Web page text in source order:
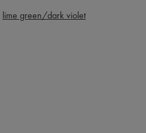
lime green/dark violet